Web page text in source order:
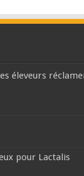
éleveurs
pour Lactalis